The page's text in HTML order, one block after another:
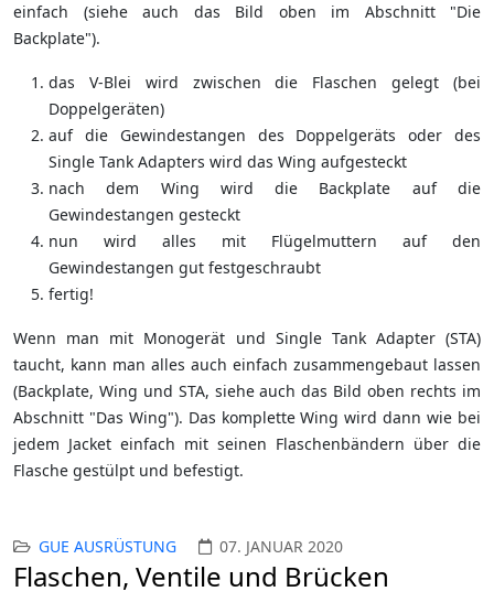
einfach (siehe auch das Bild oben im Abschnitt "Die
Backplate").
das V-Blei wird zwischen die Flaschen gelegt (bei
Doppelgeräten)
auf die Gewindestangen des Doppelgeräts oder des
Single Tank Adapters wird das Wing aufgesteckt
nach dem Wing wird die Backplate auf die
Gewindestangen gesteckt
nun wird alles mit Flügelmuttern auf den
Gewindestangen gut festgeschraubt
fertig!
Wenn man mit Monogerät und Single Tank Adapter (STA)
taucht, kann man alles auch einfach zusammengebaut lassen
(Backplate, Wing und STA, siehe auch das Bild oben rechts im
Abschnitt "Das Wing"). Das komplette Wing wird dann wie bei
jedem Jacket einfach mit seinen Flaschenbändern über die
Flasche gestülpt und befestigt.
GUE AUSRÜSTUNG 07. JANUAR 2020
Flaschen, Ventile und Brücken